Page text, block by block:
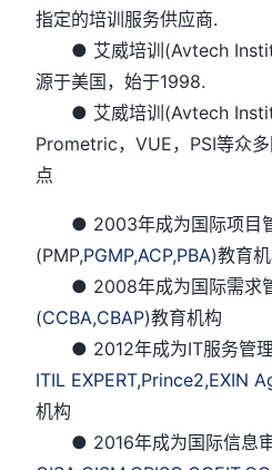
指定的培训服务供应商.
● 艾威培训(Avtech
源于美国，始于1998.
● 艾威培训(Avtech
Prometric，VUE，PSI等众
点
● 2003年成为国际项目管
(PMP,PGMP,ACP,PBA)教育
● 2008年成为国际需求管
(CCBA,CBAP)教育机构
● 2012年成为IT服务管理
ITIL EXPERT,Prince2,EXIN
机构
● 2016年成为国际信息审